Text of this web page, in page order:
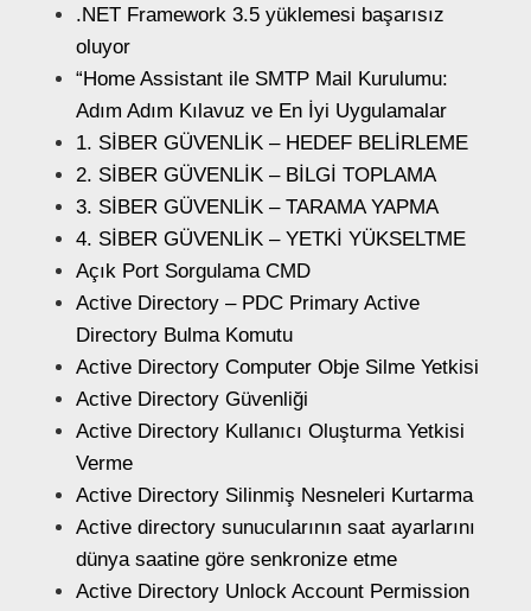
.NET Framework 3.5 yüklemesi başarısız
oluyor
“Home Assistant ile SMTP Mail Kurulumu:
Adım Adım Kılavuz ve En İyi Uygulamalar
1. SİBER GÜVENLİK – HEDEF BELİRLEME
2. SİBER GÜVENLİK – BİLGİ TOPLAMA
3. SİBER GÜVENLİK – TARAMA YAPMA
4. SİBER GÜVENLİK – YETKİ YÜKSELTME
Açık Port Sorgulama CMD
Active Directory – PDC Primary Active
Directory Bulma Komutu
Active Directory Computer Obje Silme Yetkisi
Active Directory Güvenliği
Active Directory Kullanıcı Oluşturma Yetkisi
Verme
Active Directory Silinmiş Nesneleri Kurtarma
Active directory sunucularının saat ayarlarını
dünya saatine göre senkronize etme
Active Directory Unlock Account Permission